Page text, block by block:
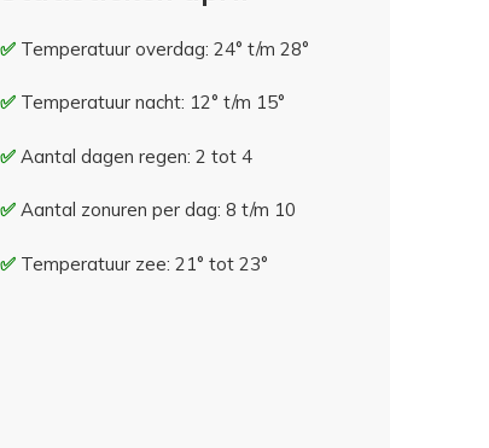
Temperatuur overdag: 24° t/m 28°
Temperatuur nacht: 12° t/m 15°
Aantal dagen regen: 2 tot 4
Aantal zonuren per dag: 8 t/m 10
Temperatuur zee: 21° tot 23°